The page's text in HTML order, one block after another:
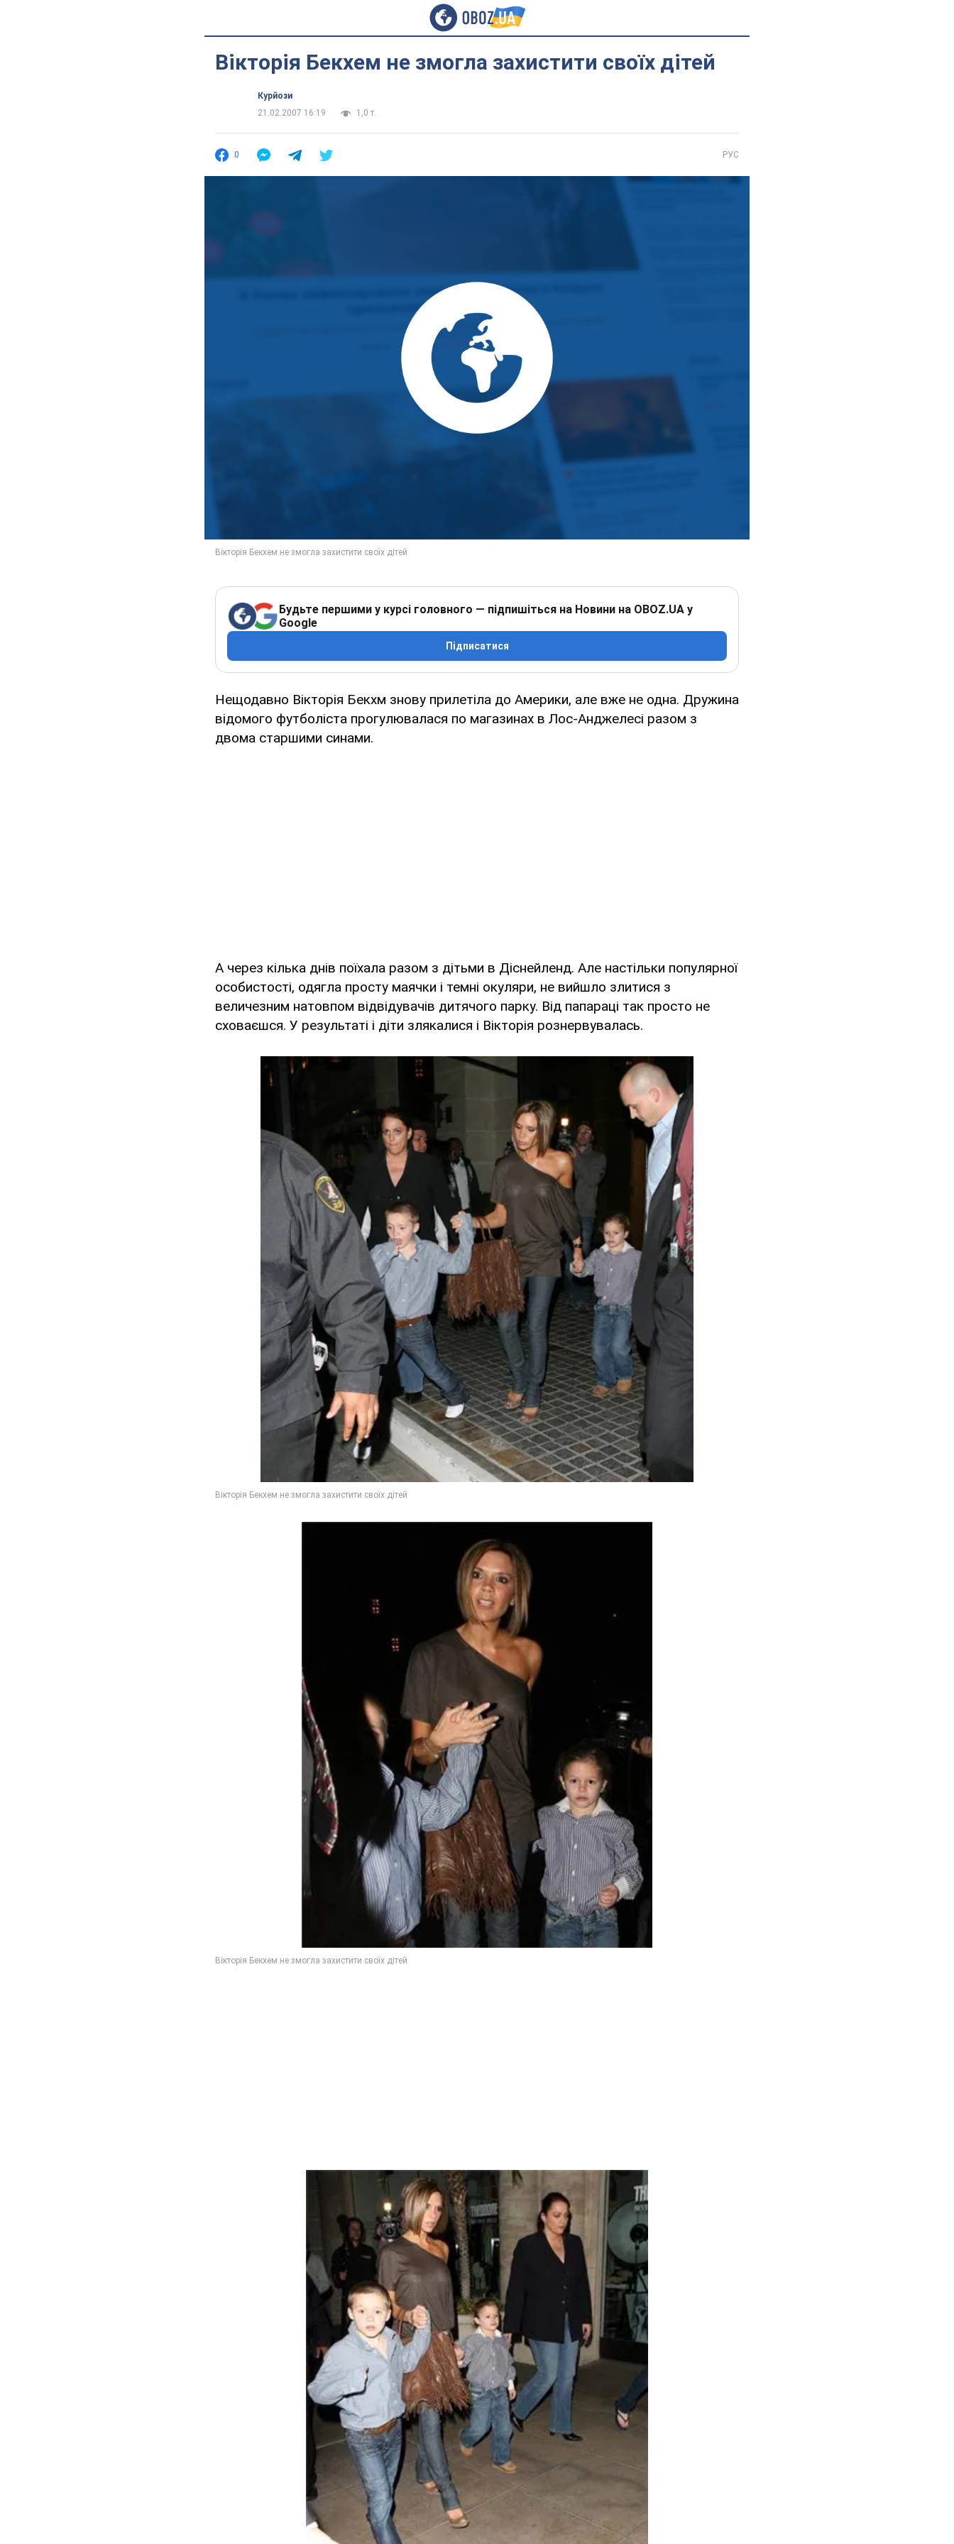
Вікторія Бекхем не змогла захистити своїх дітей
Курйози
21.02.2007 16:19
1,0 т.
0 РУС
Будьте першими у курсі головного — підпишіться на Новини на OBOZ.UA у
Google
Підписатися
Нещодавно Вікторія Бекхм знову прилетіла до Америки, але вже не одна. Дружина
відомого футболіста прогулювалася по магазинах в Лос-Анджелесі разом з
двома старшими синами.
А через кілька днів поїхала разом з дітьми в Діснейленд. Але настільки популярної
особистості, одягла просту маячки і темні окуляри, не вийшло злитися з
величезним натовпом відвідувачів дитячого парку. Від папараці так просто не
сховаєшся. У результаті і діти злякалися і Вікторія рознервувалась.